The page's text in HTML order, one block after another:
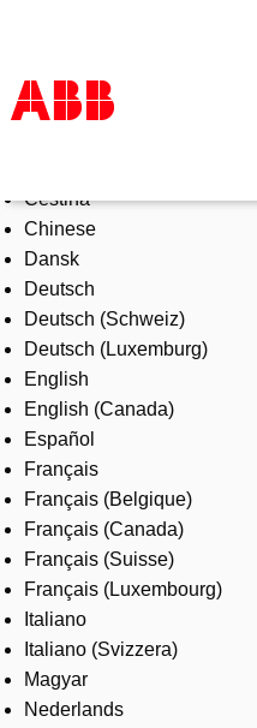
Products & Solutions
Industries
Services
About us
Where to buy
Contact us
Careers
Čeština
Chinese
Dansk
Deutsch
Deutsch (Schweiz)
Deutsch (Luxemburg)
English
English (Canada)
Español
Français
Français (Belgique)
Français (Canada)
Français (Suisse)
Français (Luxembourg)
Italiano
Italiano (Svizzera)
Magyar
Nederlands